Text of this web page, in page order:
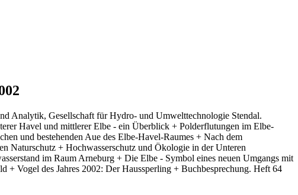
Analytik, Gesellschaft für Hydro- und Umwelttechnologie Stendal.
Havel und mittlerer Elbe - ein Überblick + Polderflutungen im Elbe-
und bestehenden Aue des Elbe-Havel-Raumes + Nach dem
Naturschutz + Hochwasserschutz und Ökologie in der Unteren
im Raum Arneburg + Die Elbe - Symbol eines neuen Umgangs mit
+ Vogel des Jahres 2002: Der Haussperling + Buchbesprechung. Heft 64